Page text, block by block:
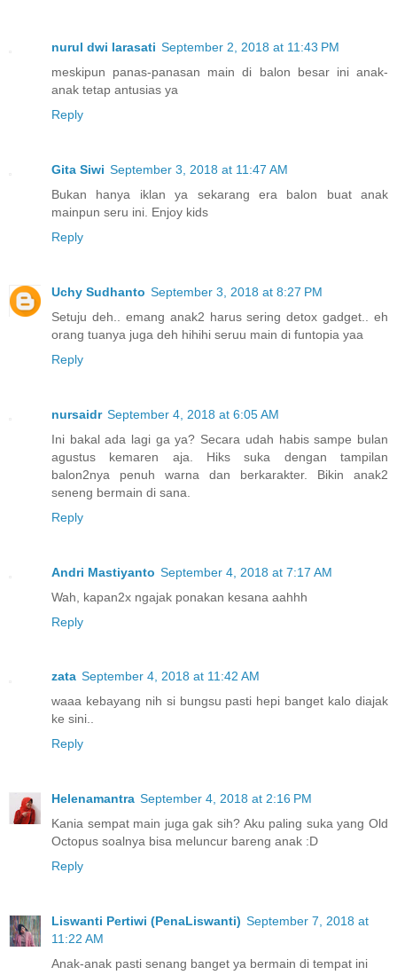
nurul dwi larasati September 2, 2018 at 11:43 PM
meskipun panas-panasan main di balon besar ini anak-
anak tetap antusias ya
Reply
Gita Siwi September 3, 2018 at 11:47 AM
Bukan hanya iklan ya sekarang era balon buat anak
mainpun seru ini. Enjoy kids
Reply
Uchy Sudhanto September 3, 2018 at 8:27 PM
Setuju deh.. emang anak2 harus sering detox gadget.. eh
orang tuanya juga deh hihihi seruu main di funtopia yaa
Reply
nursaidr September 4, 2018 at 6:05 AM
Ini bakal ada lagi ga ya? Secara udah habis sampe bulan
agustus kemaren aja. Hiks suka dengan tampilan
balon2nya penuh warna dan berkarakter. Bikin anak2
seneng bermain di sana.
Reply
Andri Mastiyanto September 4, 2018 at 7:17 AM
Wah, kapan2x ngajak ponakan kesana aahhh
Reply
zata September 4, 2018 at 11:42 AM
waaa kebayang nih si bungsu pasti hepi banget kalo diajak
ke sini..
Reply
Helenamantra September 4, 2018 at 2:16 PM
Kania sempat main juga gak sih? Aku paling suka yang Old
Octopus soalnya bisa meluncur bareng anak :D
Reply
Liswanti Pertiwi (PenaLiswanti) September 7, 2018 at
11:22 AM
Anak-anak pasti senang banget ya bermain di tempat ini